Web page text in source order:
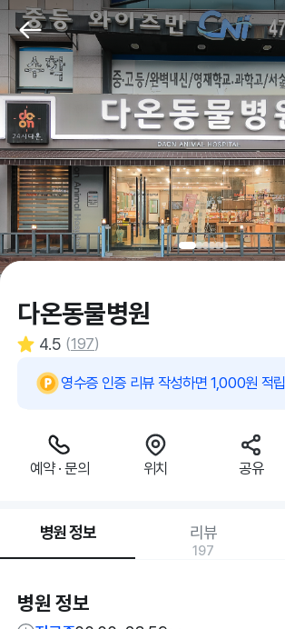
다온동물병원
4.5 (197)
영수증 인증 리뷰 작성하면 1,000원 적립
예약 · 문의 위치 공유
병원 정보 리뷰
197
병원 정보